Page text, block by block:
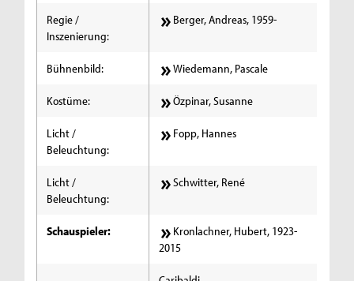
Regie /
Inszenierung:
Berger, Andreas, 1959-
Bühnenbild: Wiedemann, Pascale
Kostüme: Özpinar, Susanne
Licht /
Beleuchtung:
Fopp, Hannes
Licht /
Beleuchtung:
Schwitter, René
Schauspieler:
Kronlachner, Hubert, 1923-
2015